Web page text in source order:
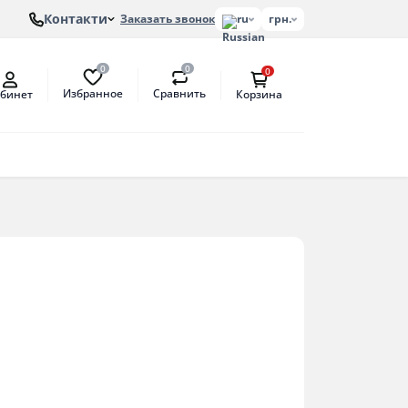
Контакти Заказать звонок ru грн.
0
Избранное
0
Сравнить
0
Корзина